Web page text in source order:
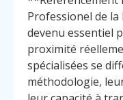
Professionel de
devenu essentiel
proximité
spécialisées se
méthodologie,